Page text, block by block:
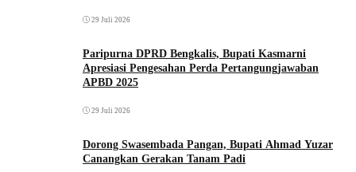
29 Juli 2026
Paripurna DPRD Bengkalis, Bupati Kasmarni
Apresiasi Pengesahan Perda Pertangungjawaban
APBD 2025
29 Juli 2026
Dorong Swasembada Pangan, Bupati Ahmad Yuzar
Canangkan Gerakan Tanam Padi